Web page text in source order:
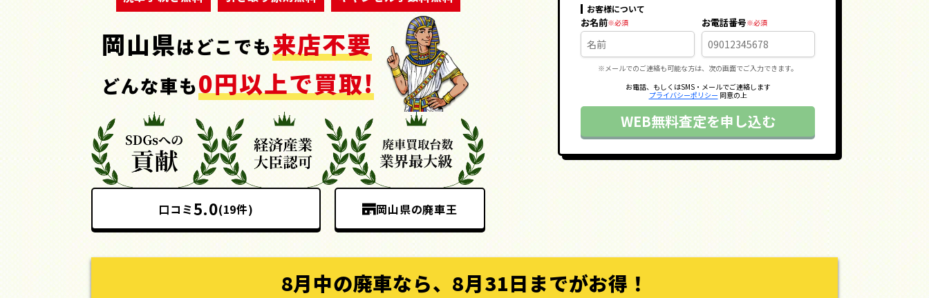
岡山県はどこでも来店不要
どんな車も0円以上で買取!
口コミ5.0(19件) 岡山県の廃車王
お客様について
お名前 お電話番号
※メールでのご連絡も可能な方は、次の画面でご入力できます。
お電話、もしくはSMS・メールでご連絡します
プライバシーポリシー 同意の上
WEB無料査定を申し込む
8月中の廃車なら、 8月31日までがお得！